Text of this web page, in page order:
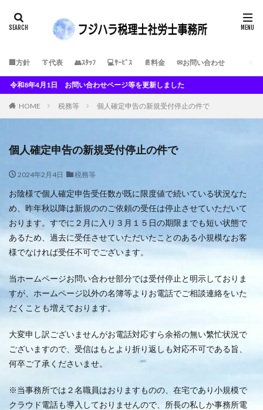
🏢方針 👔代表 👥ｽﾀｯﾌ 💻ｻｰﾋﾞｽ 📄料金 ✉お問い合わせ
お問い合わせページ等を更新しました
HOME 税務等 個人確定申告の新規受付停止の件で
個人確定申告の新規受付停止の件で
2024年2月4日 税務等
お陰様で個人確定申告受任数が既に限度値で続いている状況なた
め、昨年秋以降は新規ののご依頼の受任は停止させていただいて
おります。すでに２月に入り３月１５日の期限までも短い状態で
あるため、過去に受任させていただいたことのある小規模なお客
様でなければ受任不可でございます。
当ホームページお問い合わせ部分では受付停止と明示しておりま
すが、ホームページ以外の名簿等よりお電話でご相談連絡をいた
だくことも増えております。
大変申し訳ございませんがお電話対応すら余裕の無い繁忙状況で
ございますので、受信はもとより折り返しも対応不可である旨、
何卒ご了承くださいませ。
※当事務所では２名職員はおりますものの、在宅であり小規模で
クラウド電話も導入しておりませんので、所長の私しか事務所電